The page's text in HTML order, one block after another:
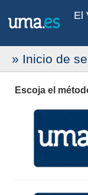
El
» Inicio de
Escoja el